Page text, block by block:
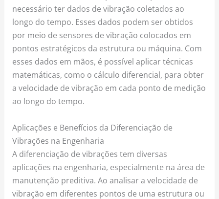
necessário ter dados de vibração coletados ao
longo do tempo. Esses dados podem ser obtidos
por meio de sensores de vibração colocados em
pontos estratégicos da estrutura ou máquina. Com
esses dados em mãos, é possível aplicar técnicas
matemáticas, como o cálculo diferencial, para obter
a velocidade de vibração em cada ponto de medição
ao longo do tempo.
Aplicações e Benefícios da Diferenciação de
Vibrações na Engenharia
A diferenciação de vibrações tem diversas
aplicações na engenharia, especialmente na área de
manutenção preditiva. Ao analisar a velocidade de
vibração em diferentes pontos de uma estrutura ou